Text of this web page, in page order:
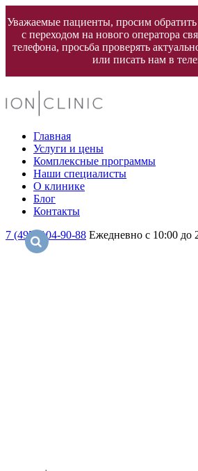
Уважаемые пациенты, просим
с переходом на нового оператора
телефона, просьба проверять
или писать нам в
Главная
Услуги и цены
Комплексные программы
Наши специалисты
О клинике
Блог
Контакты
7 (495) 104-90-88 Ежедневно с 10:00 до